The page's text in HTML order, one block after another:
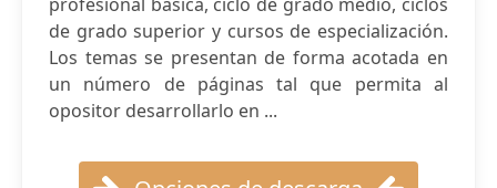
de grado superior y cursos de especialización.
Los temas se presentan de forma acotada en
un número de páginas tal que permita al
opositor desarrollarlo en ...